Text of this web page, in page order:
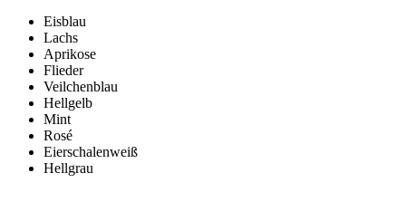
Eisblau
Lachs
Aprikose
Flieder
Veilchenblau
Hellgelb
Mint
Rosé
Eierschalenweiß
Hellgrau